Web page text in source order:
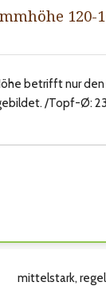
120-
betrifft nur
/Topf-Ø: 23
mittelstark,